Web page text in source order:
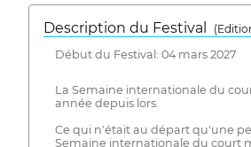
Description du Festival
(
Début du Festival: 04 mars 2027
La Semaine internationale du
année depuis lors.
Ce qui n'était au départ qu'une
Semaine internationale du court